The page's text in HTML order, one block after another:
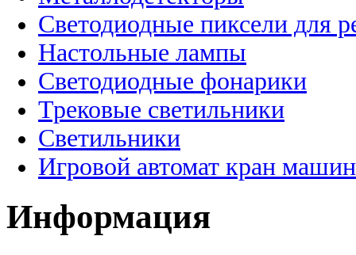
Светодиодные пиксели для
Настольные лампы
Светодиодные фонарики
Трековые светильники
Светильники
Игровой автомат кран
Информация